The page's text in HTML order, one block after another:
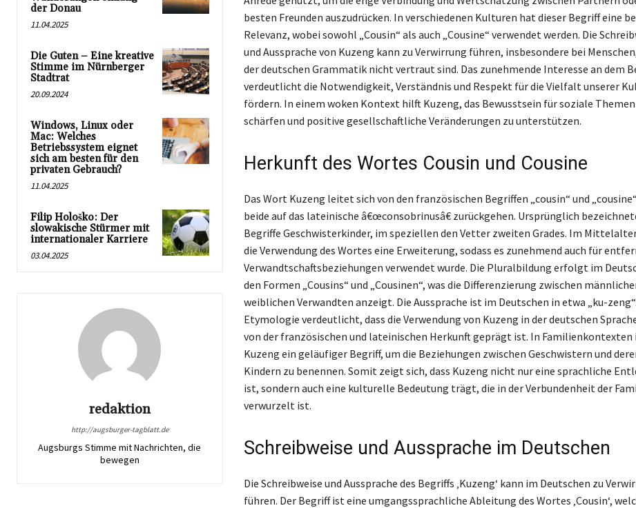
der Donau
11.04.2025
Die Guten – Eine kreative
Stimme im Nürnberger
Stadtrat
20.09.2024
Windows, Linux oder
Mac: Welches
Betriebssystem eignet
sich am besten für den
privaten Gebrauch?
11.04.2025
Filip Hološko: Der
slowakische Stürmer mit
internationaler Karriere
03.04.2025
redaktion
http://augsburger-tagblatt.de
Augsburgs Stimme mit Nachrichten, die
bewegen
besten Freunden auszudrücken. In verschiedenen Kulturen hat dieser Begriff eine
Relevanz, wobei sowohl „Cousin“ als auch „Cousine“ verwendet werden. Die
und Aussprache von Kuzeng kann zu Verwirrung führen, insbesondere bei
der deutschen Grammatik nicht vertraut sind. Das zunehmende Interesse an dem
verdeutlicht die Notwendigkeit, Verständnis und Respekt für die Vielfalt unserer
fördern. In einem woken Kontext hilft Kuzeng, das Bewusstsein für soziale
schärfen und positive gesellschaftliche Veränderungen zu unterstützen.
Herkunft des Wortes Cousin und Cousine
Das Wort Kuzeng leitet sich von den französischen Begriffen „cousin“ und
beide auf das lateinische â€œconsobrinusâ€ zurückgehen. Ursprünglich
Begriffe Geschwisterkinder, im speziellen den Vetter zweiten Grades. Im
die Verwendung des Wortes eine Erweiterung, sodass es zunehmend auch für
Verwandtschaftsbeziehungen verwendet wurde. Die Pluralbildung erfolgt im
den Formen „Cousins“ und „Cousinen“, was die Differenzierung zwischen
weiblichen Verwandten anzeigt. Die Aussprache ist im Deutschen in etwa „ku-
Etymologie verdeutlicht, dass die Verwendung von Kuzeng in der deutschen
von der französischen und lateinischen Herkunft geprägt ist. In Familienkontexten
Kuzeng ein geläufiger Begriff, um die Beziehungen zwischen Geschwistern und
Kindern zu benennen. Somit zeigt sich, dass Kuzeng nicht nur eine sprachliche
ist, sondern auch eine kulturelle Bedeutung trägt, die in der Verbundenheit der
verwurzelt ist.
Schreibweise und Aussprache im Deutschen
Die Schreibweise und Aussprache des Begriffs ‚Kuzeng‘ kann im Deutschen zu
führen. Der Begriff ist eine umgangssprachliche Ableitung des Wortes ‚Cousin‘,